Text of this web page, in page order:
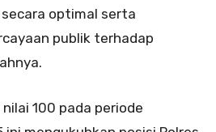
optimal serta
publik terhadap
100 pada periode